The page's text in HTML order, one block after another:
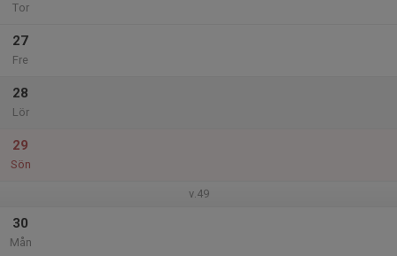
Tor
27
Fre
28
Lör
29
Sön
v.49
30
Mån